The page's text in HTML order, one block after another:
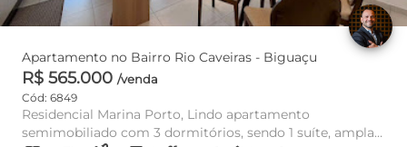
Apartamento no Bairro Rio Caveiras - Biguaçu
R$ 565.000 /venda
Cód: 6849
Residencial Marina Porto, Lindo apartamento
semimobiliado com 3 dormitórios, sendo 1 suíte, ampla